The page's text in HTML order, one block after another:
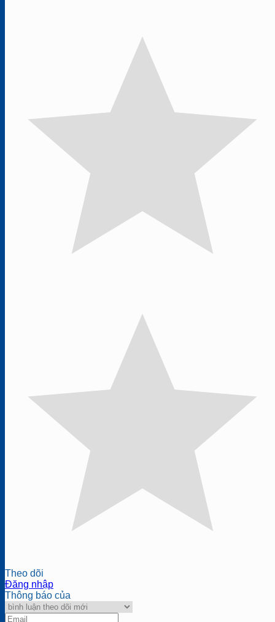
Theo dõi
Đăng nhập
Thông báo của